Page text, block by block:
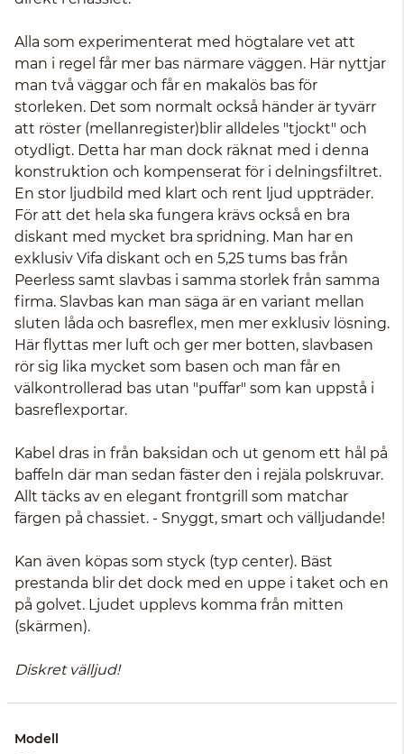
Alla som experimenterat med högtalare vet att
man i regel får mer bas närmare väggen. Här nyttjar
man två väggar och får en makalös bas för
storleken. Det som normalt också händer är tyvärr
att röster (mellanregister)blir alldeles "tjockt" och
otydligt. Detta har man dock räknat med i denna
konstruktion och kompenserat för i delningsfiltret.
En stor ljudbild med klart och rent ljud uppträder.
För att det hela ska fungera krävs också en bra
diskant med mycket bra spridning. Man har en
exklusiv Vifa diskant och en 5,25 tums bas från
Peerless samt slavbas i samma storlek från samma
firma. Slavbas kan man säga är en variant mellan
sluten låda och basreflex, men mer exklusiv lösning.
Här flyttas mer luft och ger mer botten, slavbasen
rör sig lika mycket som basen och man får en
välkontrollerad bas utan "puffar" som kan uppstå i
basreflexportar.
Kabel dras in från baksidan och ut genom ett hål på
baffeln där man sedan fäster den i rejäla polskruvar.
Allt täcks av en elegant frontgrill som matchar
färgen på chassiet. - Snyggt, smart och välljudande!
Kan även köpas som styck (typ center). Bäst
prestanda blir det dock med en uppe i taket och en
på golvet. Ljudet upplevs komma från mitten
(skärmen).
Diskret välljud!
Modell